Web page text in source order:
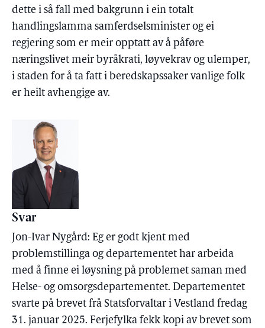
dette i så fall med bakgrunn i ein totalt
handlingslamma samferdselsminister og ei
regjering som er meir opptatt av å påføre
næringslivet meir byråkrati, løyvekrav og ulemper,
i staden for å ta fatt i beredskapssaker vanlige folk
er heilt avhengige av.
Svar
Jon-Ivar Nygård: Eg er godt kjent med
problemstillinga og departementet har arbeida
med å finne ei løysning på problemet saman med
Helse- og omsorgsdepartementet. Departementet
svarte på brevet frå Statsforvaltar i Vestland fredag
31. januar 2025. Ferjefylka fekk kopi av brevet som